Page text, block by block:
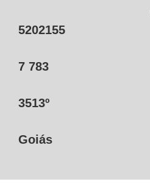
5202155
7 783
3513º
Goiás